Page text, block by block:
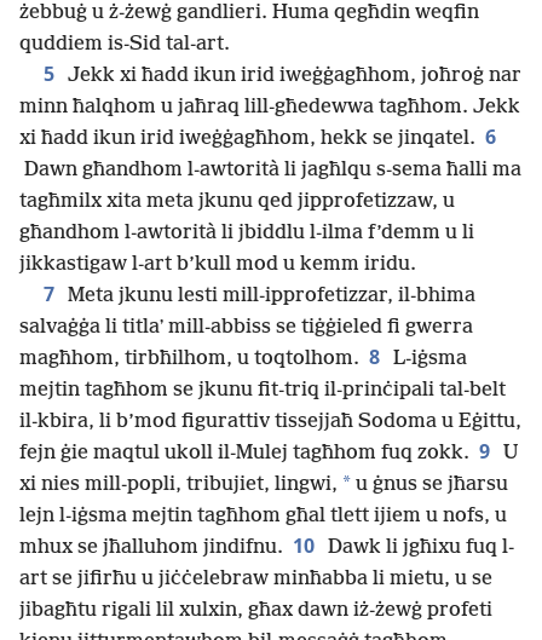
żebbuġ u ż-żewġ gandlieri. Huma qegħdin weqfin
quddiem is-Sid tal-art.
5 Jekk xi ħadd ikun irid iweġġagħhom, joħroġ nar
minn ħalqhom u jaħraq lill-għedewwa tagħhom. Jekk
xi ħadd ikun irid iweġġagħhom, hekk se jinqatel. 6
Dawn għandhom l-awtorità li jagħlqu s-sema ħalli ma
tagħmilx xita meta jkunu qed jipprofetizzaw, u
għandhom l-awtorità li jbiddlu l-ilma f’demm u li
jikkastigaw l-art b’kull mod u kemm iridu.
7 Meta jkunu lesti mill-ipprofetizzar, il-bhima
salvaġġa li titlaʼ mill-abbiss se tiġġieled fi gwerra
magħhom, tirbħilhom, u toqtolhom. 8 L-iġsma
mejtin tagħhom se jkunu fit-triq il-prinċipali tal-belt
il-kbira, li b’mod figurattiv tissejjaħ Sodoma u Eġittu,
fejn ġie maqtul ukoll il-Mulej tagħhom fuq zokk. 9
U
xi nies mill-popli, tribujiet, lingwi, * u ġnus se jħarsu
lejn l-iġsma mejtin tagħhom għal tlett ijiem u nofs, u
mhux se jħalluhom jindifnu. 10 Dawk li jgħixu fuq l-
art se jifirħu u jiċċelebraw minħabba li mietu, u se
jibagħtu rigali lil xulxin, għax dawn iż-żewġ profeti